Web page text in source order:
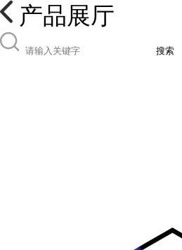
产品展厅
搜索